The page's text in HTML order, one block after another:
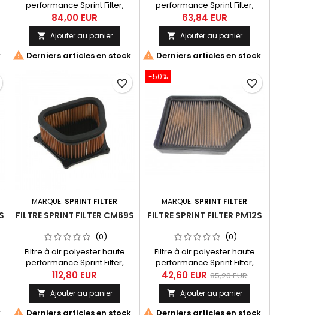
performance Sprint Filter,
référence CM04S.
84,00 EUR
 Ajouter au panier
 Derniers articles en stock
performance Sprint Filter,
référence CM102S pour
Yamaha FZS 600 Fazer (98-03)
63,84 EUR
 Ajouter au panier
 Derniers articles en stock
MARQUE: SPRINT FILTER
FILTRE SPRINT FILTER CM69S
(0)
Filtre à air polyester haute
performance Sprint Filter,
référence CM69S.
112,80 EUR
 Ajouter au panier

favorite_border
-50%
MARQUE: SPRINT FILTER
FILTRE SPRINT FILTER PM12S
(0)
Filtre à air polyester haute
performance Sprint Filter,
référence PM12S
42,60 EUR 85,20 EUR
 Ajouter au panier

favorite_border